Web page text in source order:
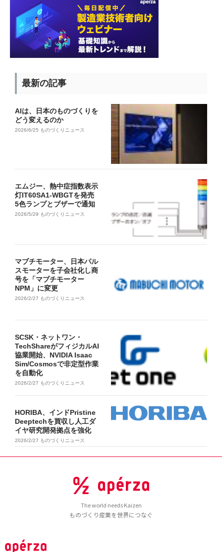
最新の記事
AIは、日本のものづくりを
どう変えるのか
2026/6/25 ものづくりニュース
エムジー、熱中症指数表示
灯IT60SA1-WBGTを発売
5色ランプとブザーで通知
2026/5/29 ものづくりニュース
マブチモーター、日本パル
スモーターを子会社化し商
号を「マブチモーター
NPM」に変更
2026/2/27 ものづくりニュース
SCSK・ネットワン・
TechShareがフィジカルAI
協業開始、NVIDIA Isaac
Sim/Cosmosで非定型作業
を自動化
2026/2/27 ものづくりニュース
HORIBA、インドPristine
Deeptechを買収し人工ダ
イヤ研究開発拠点を強化
2026/2/27 ものづくりニュース
The world needs Kaizen
ものづくり産業を世界につなぐ